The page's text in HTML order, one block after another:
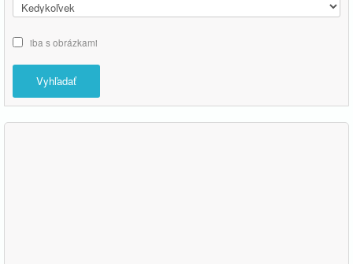
iba s obrázkami
Vyhľadať